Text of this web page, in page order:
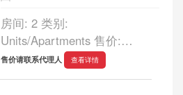
房间: 2 类别:
Units/Apartments 售价:
980,000 浴室: 2 车库: - 70/132
售价请联系代理人 查看详情